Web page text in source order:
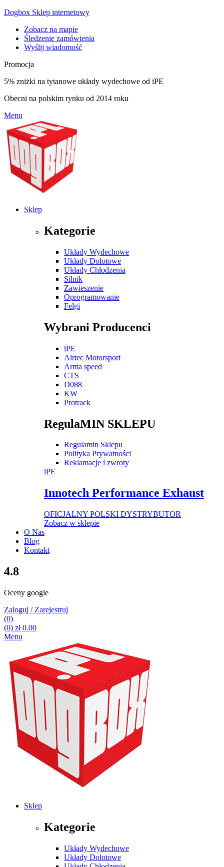
Dogbox Sklep internetowy
Zobacz na mapie
Śledzenie zamówienia
Wyślij wiadomość
Promocja
5% zniżki na tytanowe układy wydechowe od iPE
Obecni na polskim rynku od 2014 roku
Menu
Sklep
Kategorie
Układy Wydechowe
Układy Dolotowe
Układy Chłodzenia
Silnik
Zawieszenie
Oprogramowanie
Felgi
Wybrani Producenci
iPE
Airtec Motorsport
Arma speed
CTS
D088
KW
Protrack
RegulaMIN SKLEPU
Regulamin Sklepu
Polityka Prywatności
Reklamacje i zwroty
iPE
Innotech Performance Exhaust
OFICJALNY POLSKI DYSTRYBUTOR
Zobacz w sklepie
O Nas
Blog
Kontakt
4.8
Oceny google
Zaloguj / Zarejestruj
(0)
(0) zł0.00
Menu
Sklep
Kategorie
Układy Wydechowe
Układy Dolotowe